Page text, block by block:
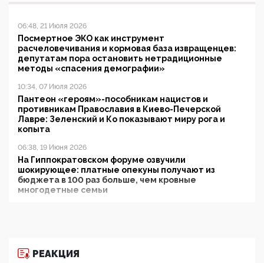
06:48, 21 Июля 2026
Посмертное ЭКО как инструмент
расчеловечивания и кормовая база извращенцев:
депутатам пора остановить нетрадиционные
методы «спасения демографии»
10:34, 07 Июля 2026
Пантеон «героям»-пособникам нацистов и
противникам Православия в Киево-Печерской
Лавре: Зеленский и Ко показывают миру рога и
копыта
06:38, 19 Июня 2026
На Гиппократовском форуме озвучили
шокирующее: платные опекуны получают из
бюджета в 100 раз больше, чем кровные
многодетные семьи
11:53, 09 Июня 2026
РЕАКЦИЯ